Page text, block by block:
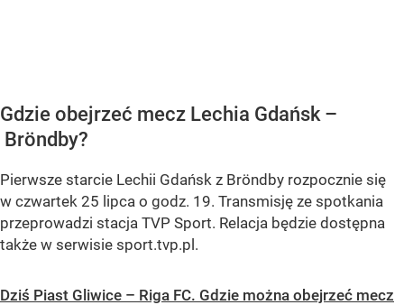
Gdzie obejrzeć mecz Lechia Gdańsk –
Bröndby?
Pierwsze starcie Lechii Gdańsk z Bröndby rozpocznie się
w czwartek 25 lipca o godz. 19. Transmisję ze spotkania
przeprowadzi stacja TVP Sport. Relacja będzie dostępna
także w serwisie sport.tvp.pl.
Dziś Piast Gliwice – Riga FC. Gdzie można obejrzeć mecz